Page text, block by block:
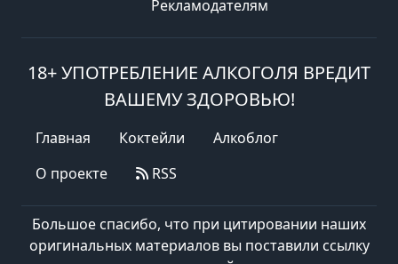
Рекламодателям
18+ УПОТРЕБЛЕНИЕ АЛКОГОЛЯ ВРЕДИТ
ВАШЕМУ ЗДОРОВЬЮ!
Главная Коктейли
Алкоблог
О проекте
RSS
Большое спасибо, что при цитировании наших
оригинальных материалов вы поставили ссылку